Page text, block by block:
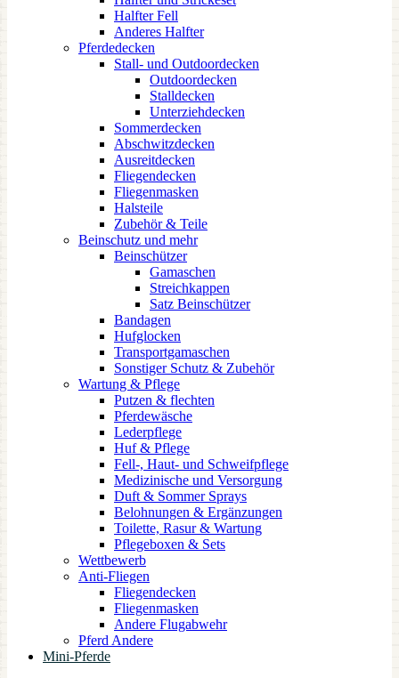
Halfter Fell
Anderes Halfter
Pferdedecken
Stall- und Outdoordecken
Outdoordecken
Stalldecken
Unterziehdecken
Sommerdecken
Abschwitzdecken
Ausreitdecken
Fliegendecken
Fliegenmasken
Halsteile
Zubehör & Teile
Beinschutz und mehr
Beinschützer
Gamaschen
Streichkappen
Satz Beinschützer
Bandagen
Hufglocken
Transportgamaschen
Sonstiger Schutz & Zubehör
Wartung & Pflege
Putzen & flechten
Pferdewäsche
Lederpflege
Huf & Pflege
Fell-, Haut- und Schweifpflege
Medizinische und Versorgung
Duft & Sommer Sprays
Belohnungen & Ergänzungen
Toilette, Rasur & Wartung
Pflegeboxen & Sets
Wettbewerb
Anti-Fliegen
Fliegendecken
Fliegenmasken
Andere Flugabwehr
Pferd Andere
Mini-Pferde